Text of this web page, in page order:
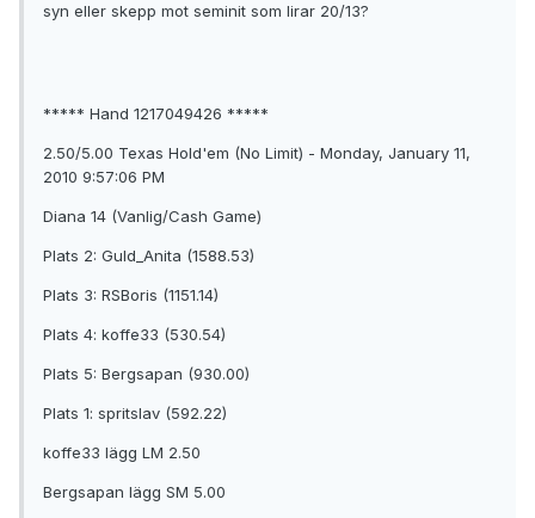
syn eller skepp mot seminit som lirar 20/13?
***** Hand 1217049426 *****
2.50/5.00 Texas Hold'em (No Limit) - Monday, January 11,
2010 9:57:06 PM
Diana 14 (Vanlig/Cash Game)
Plats 2: Guld_Anita (1588.53)
Plats 3: RSBoris (1151.14)
Plats 4: koffe33 (530.54)
Plats 5: Bergsapan (930.00)
Plats 1: spritslav (592.22)
koffe33 lägg LM 2.50
Bergsapan lägg SM 5.00